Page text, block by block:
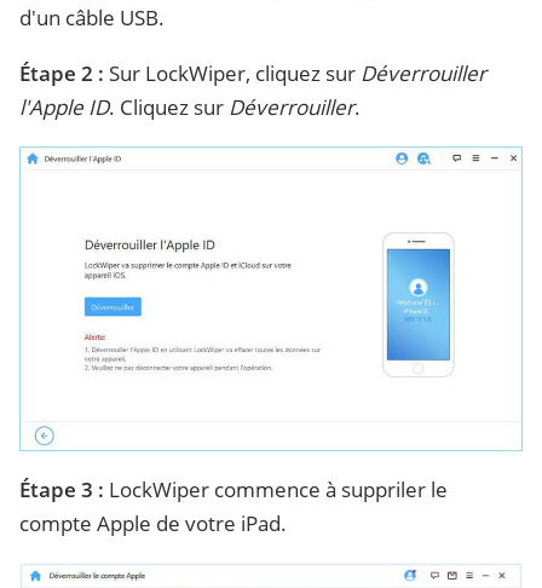
d'un câble USB.
Étape 2 : Sur LockWiper, cliquez sur Déverrouiller
l'Apple ID. Cliquez sur Déverrouiller.
Étape 3 : LockWiper commence à suppriler le
compte Apple de votre iPad.